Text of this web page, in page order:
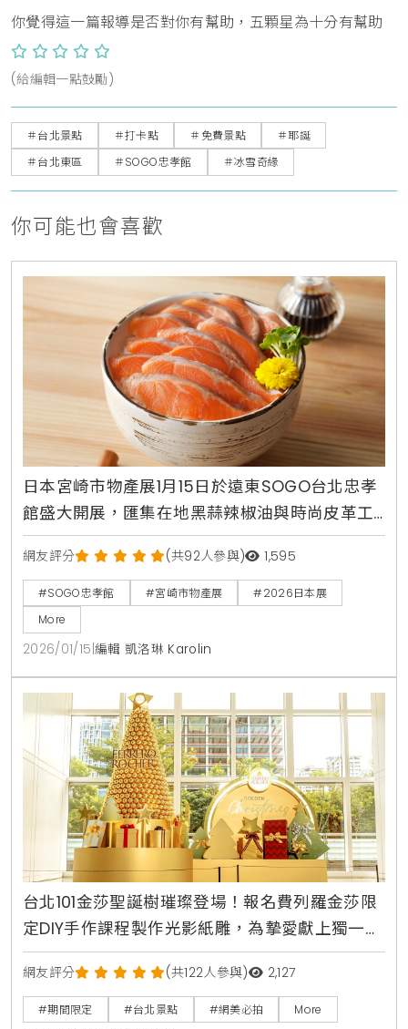
你覺得這一篇報導是否對你有幫助，五顆星為十分有幫助
(給編輯一點鼓勵)
＃台北景點 ＃打卡點 ＃免費景點
＃耶誕
＃台北東區
＃SOGO忠孝館 ＃冰雪奇緣
你可能也會喜歡
日本宮崎市物產展1月15日於遠東SOGO台北忠孝
館盛大開展，匯集在地黑蒜辣椒油與時尚皮革工
藝
網友評分 (共92人參與) 1,595
#SOGO忠孝館 #宮崎市物產展
#2026日本展
More
2026/01/15 編輯 凱洛琳 Karolin
台北101金莎聖誕樹璀璨登場！報名費列羅金莎限
定DIY手作課程製作光影紙雕，為摯愛獻上獨一無
二金色心意
網友評分 (共122人參與) 2,127
#期間限定 #台北景點 #網美必拍 More